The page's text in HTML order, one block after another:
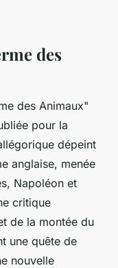
des
des Animaux"
pour la
dépeint
anglaise, menée
Napoléon et
critique
de la montée du
une quête de
nouvelle